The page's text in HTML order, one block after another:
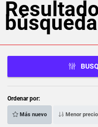
búsqueda
Ordenar por:
Más nuevo Menor precio